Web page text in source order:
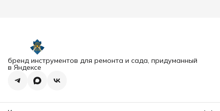
бренд инструментов для ремонта и сада, придуманный
в Яндексе